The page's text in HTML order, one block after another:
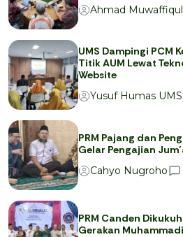
Ahmad
UMS Dampingi PCM
Titik AUM Lewat
Website
Yusuf Humas UMS
PRM Pajang dan
Gelar Pengajian
Cahyo Nugroho
PRM Canden
Gerakan